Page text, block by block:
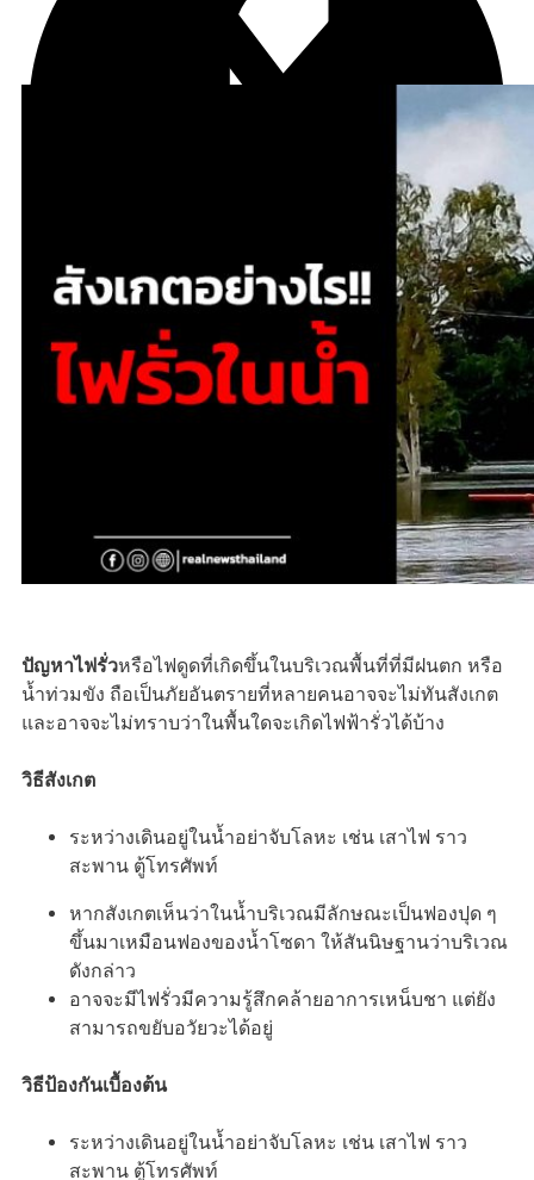
ปัญหาไฟรั่วหรือไฟดูดที่เกิดขึ้นในบริเวณพื้นที่ที่มีฝนตก หรือ
น้ำท่วมขัง ถือเป็นภัยอันตรายที่หลายคนอาจจะไม่ทันสังเกต
และอาจจะไม่ทราบว่าในพื้นใดจะเกิดไฟฟ้ารั่วได้บ้าง
วิธีสังเกต
ระหว่างเดินอยู่ในน้ำอย่าจับโลหะ เช่น เสาไฟ ราว
สะพาน ตู้โทรศัพท์
หากสังเกตเห็นว่าในน้ำบริเวณมีลักษณะเป็นฟองปุด ๆ
ขึ้นมาเหมือนฟองของน้ำโซดา ให้สันนิษฐานว่าบริเวณ
ดังกล่าว
อาจจะมีไฟรั่วมีความรู้สึกคล้ายอาการเหน็บชา แต่ยัง
สามารถขยับอวัยวะได้อยู่
วิธีป้องกันเบื้องต้น
ระหว่างเดินอยู่ในน้ำอย่าจับโลหะ เช่น เสาไฟ ราว
สะพาน ตู้โทรศัพท์